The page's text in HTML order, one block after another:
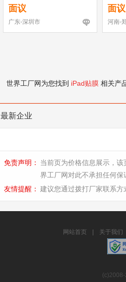
面议
广东-深圳市
面议
河南-
世界工厂网为您找到 iPad贴膜 相关产
最新企业
免责声明：
当前页为价格信息展示，
界工厂网对此不承担任何保
友情提醒： 建议您通过拨打厂家联系
网站首页 关于我们